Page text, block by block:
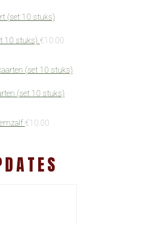
10 stuks) €10.00
(set 10 stuks)
€10.00